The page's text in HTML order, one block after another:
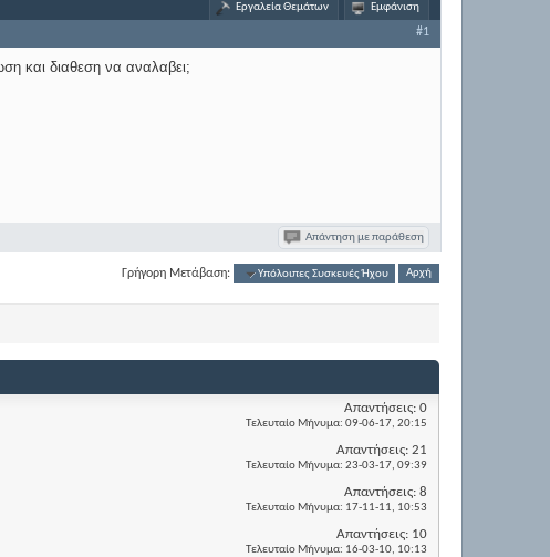
Εργαλεία Θεμάτων Εμφάνιση
#1
και διαθεση να αναλαβει;
Απάντηση με παράθεση
Γρήγορη Μετάβαση: Υπόλοιπες Συσκευές Ήχου Αρχή
Απαντήσεις:0
Τελευταίο Μήνυμα: 09-06-17, 20:15
Απαντήσεις:21
Τελευταίο Μήνυμα: 23-03-17, 09:39
Απαντήσεις:8
Τελευταίο Μήνυμα: 17-11-11, 10:53
Απαντήσεις:10
Τελευταίο Μήνυμα: 16-03-10, 10:13